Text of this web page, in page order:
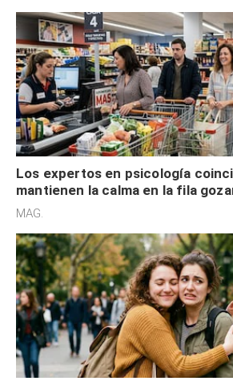
Los expertos en psicología
mantienen la calma en la fila
cognitiva, gratitud y no solo
MAG.